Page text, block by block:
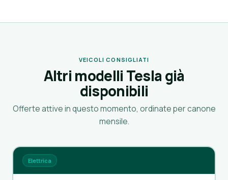
VEICOLI CONSIGLIATI
Altri modelli Tesla già
disponibili
Offerte attive in questo momento, ordinate per canone
mensile.
Elettrica